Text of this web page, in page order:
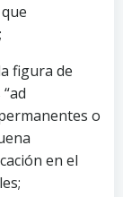
figura de
o
en el